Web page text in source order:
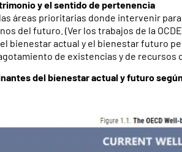
y el sentido de pertenencia
áreas prioritarias donde intervenir
del futuro. (Ver los trabajos de la OCDE
bienestar actual y el bienestar futuro
de existencias y de
del bienestar actual y futuro según